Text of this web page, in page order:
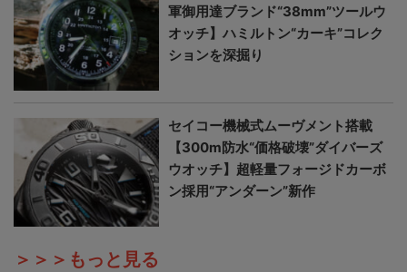
軍御用達ブランド“38mm”ツールウ
オッチ】ハミルトン“カーキ”コレク
ションを深掘り
セイコー機械式ムーヴメント搭載
【300m防水“価格破壊”ダイバーズ
ウオッチ】超軽量フォージドカーボ
ン採用“アンダーン”新作
＞＞＞もっと見る